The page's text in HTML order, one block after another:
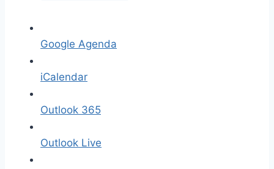
Google Agenda
iCalendar
Outlook 365
Outlook Live